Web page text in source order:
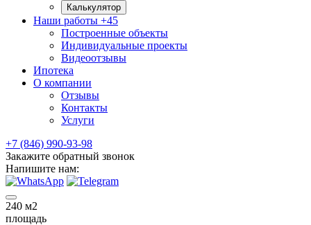
Калькулятор
Наши работы +45
Построенные объекты
Индивидуальные проекты
Видеоотзывы
Ипотека
О компании
Отзывы
Контакты
Услуги
+7 (846) 990-93-98
Закажите обратный звонок
Напишите нам:
240 м2
площадь